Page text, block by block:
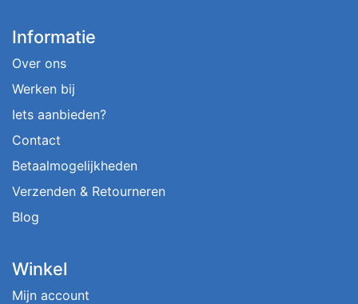
Informatie
Over ons
Werken bij
Iets aanbieden?
Contact
Betaalmogelijkheden
Verzenden & Retourneren
Blog
Winkel
Mijn account